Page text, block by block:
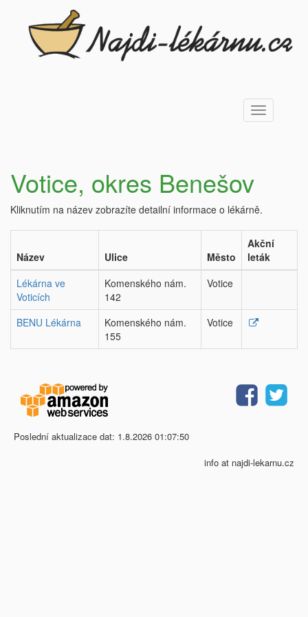
Toggle
navigation
Votice, okres Benešov
Kliknutím na název zobrazíte detailní informace o lékárně.
Název Ulice Město
Akční
leták
Lékárna ve
Voticích
Komenského nám.
142
Votice
BENU Lékárna
Komenského nám.
155
Votice
Poslední aktualizace dat: 1.8.2026 01:07:50
info at najdi-lekarnu.cz